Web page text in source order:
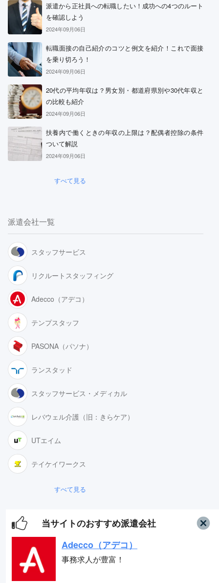
当サイトのおすすめ派遣会社
リクルートスタッフィング
Adecco（アデコ）
事務求人が豊富！
求人数16万件以上の派遣会社！
リクルートスタッフィング
Adecco（アデコ）
事務求人が豊富！
派遣から正社員への転職したい！成功への4つのルート
を確認しよう
2024年09月06日
転職面接の自己紹介のコツと例文を紹介！これで面接
を乗り切ろう！
2024年09月06日
20代の平均年収は？男女別・都道府県別や30代年収と
の比較も紹介
2024年09月06日
扶養内で働くときの年収の上限は？配偶者控除の条件
ついて解説
2024年09月06日
すべて見る
派遣会社一覧
スタッフサービス
リクルートスタッフィング
Adecco（アデコ）
テンプスタッフ
PASONA（パソナ）
ランスタッド
スタッフサービス・メディカル
レバウェル介護（旧：きらケア）
UTエイム
テイケイワークス
すべて見る